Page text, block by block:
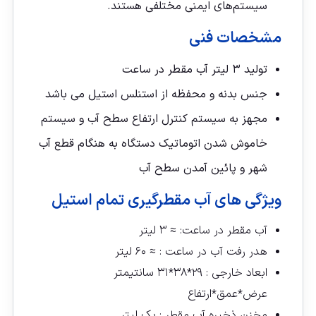
سیستم‌های ایمنی مختلفی هستند.
مشخصات فنی
تولید ۳ لیتر آب مقطر در ساعت
جنس بدنه و محفظه از استنلس استیل می باشد
مجهز به سیستم کنترل ارتفاع سطح آب و سیستم
خاموش شدن اتوماتیک دستگاه به هنگام قطع آب
شهر و پائین آمدن سطح آب
ویژگی های آب مقطرگیری تمام استیل
آب مقطر در ساعت: ≈ ۳ لیتر
هدر رفت آب در ساعت : ≈ ۶۰ لیتر
ابعاد خارجی : ۲۹*۳۸*۳۱ سانتیمتر
عرض*عمق*ارتفاع